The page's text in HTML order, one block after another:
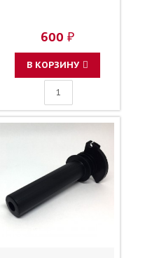
600 ₽
В КОРЗИНУ